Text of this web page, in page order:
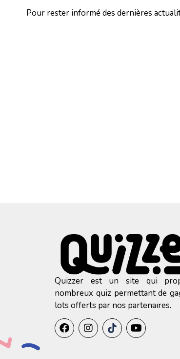
Pour rester informé des dernières
Quizzer est un site qui
nombreux quiz permettant de
lots offerts par nos partenaires.